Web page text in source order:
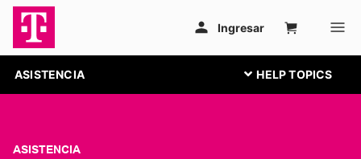
ASISTENCIA
ASISTENCIA